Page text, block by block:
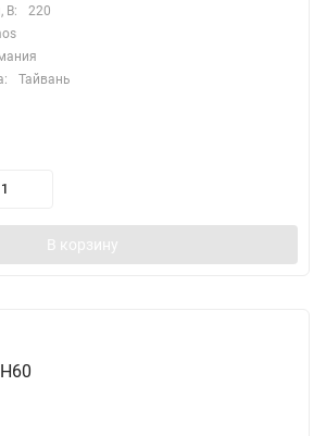
В:
220
Тайвань
В корзину